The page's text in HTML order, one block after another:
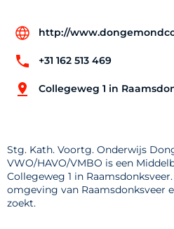
http://
+31 162 513 469
Collegeweg 1 in
Stg. Kath. Voortg. Onderwijs
VWO/HAVO/VMBO is een
Collegeweg 1 in
omgeving van Raamsdonksveer
zoekt.